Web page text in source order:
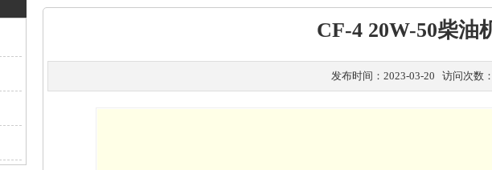
CF-4 20W-50柴油
发布时间：2023-03-20 访问次数